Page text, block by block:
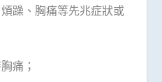
躁、胸痛等先兆症狀或
痛；